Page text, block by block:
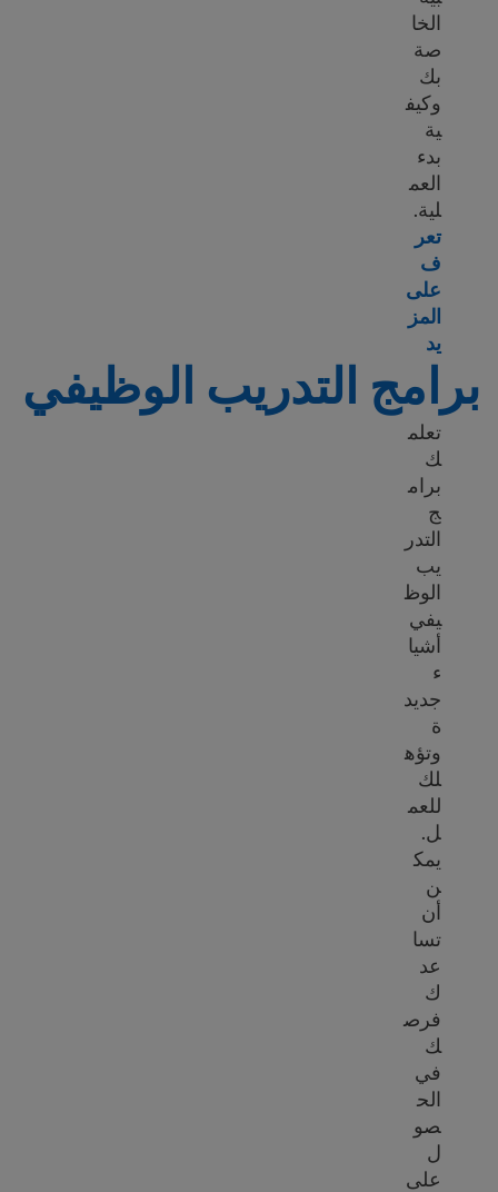
الخا
صة
بك
وكيف
ية
بدء
العم
لية.
تعر
ف
على
المز
يدLearn more about Transfer foreign transcripts
برامج التدريب الوظيفي
تعلم
ك
برام
ج
التدر
يب
الوظ
يفي
أشيا
ء
جديد
ة
وتؤه
لك
للعم
ل.
يمك
ن
أن
تسا
عد
ك
فرص
ك
في
الح
صو
ل
على